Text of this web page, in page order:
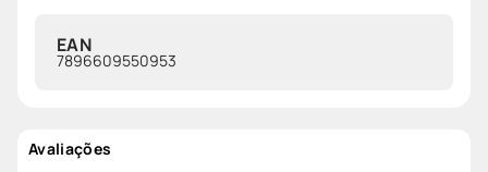
EAN
7896609550953
Avaliações